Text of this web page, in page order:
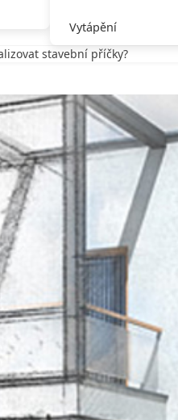
Vytápění
stavební příčky?